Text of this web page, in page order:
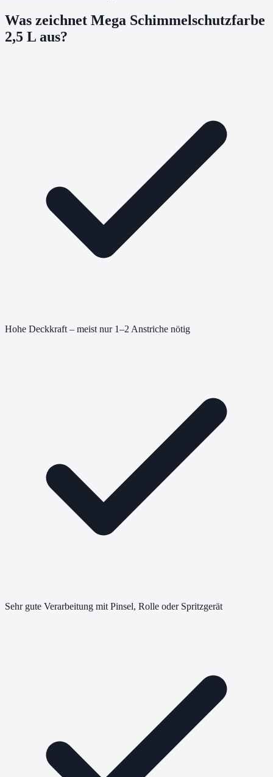
Was zeichnet Mega Schimmelschutzfarbe
2,5 L aus?
Hohe Deckkraft – meist nur 1–2 Anstriche nötig
Sehr gute Verarbeitung mit Pinsel, Rolle oder Spritzgerät